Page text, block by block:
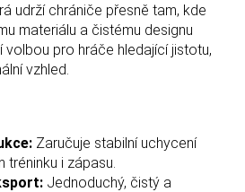
udrží chrániče přesně tam, kde
materiálu a čistému designu
volbou pro hráče hledající jistotu,
vzhled.
Zaručuje stabilní uchycení
tréninku i zápasu.
Jednoduchý, čistý a